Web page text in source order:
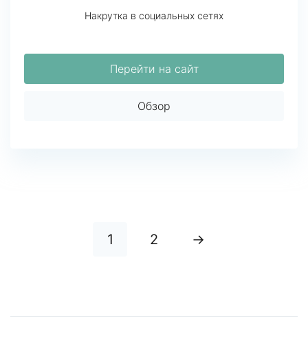
Накрутка в социальных сетях
Перейти на сайт
Обзор
1 2 →